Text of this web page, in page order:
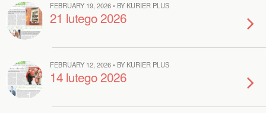
FEBRUARY 19, 2026 • BY KURIER PLUS
21 lutego 2026
FEBRUARY 12, 2026 • BY KURIER PLUS
14 lutego 2026